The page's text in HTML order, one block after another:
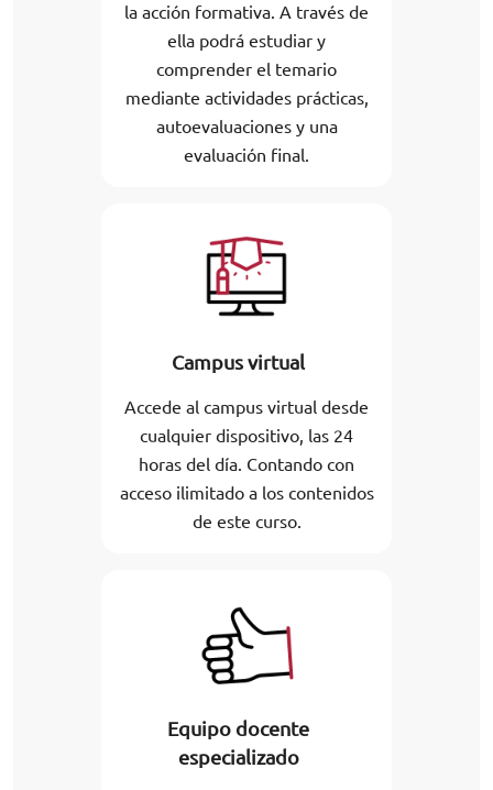
la acción formativa. A través de
ella podrá estudiar y
comprender el temario
mediante actividades prácticas,
autoevaluaciones y una
evaluación final.
Campus virtual
Accede al campus virtual desde
cualquier dispositivo, las 24
horas del día. Contando con
acceso ilimitado a los contenidos
de este curso.
Equipo docente
especializado